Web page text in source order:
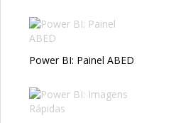
Power BI: Painel ABED